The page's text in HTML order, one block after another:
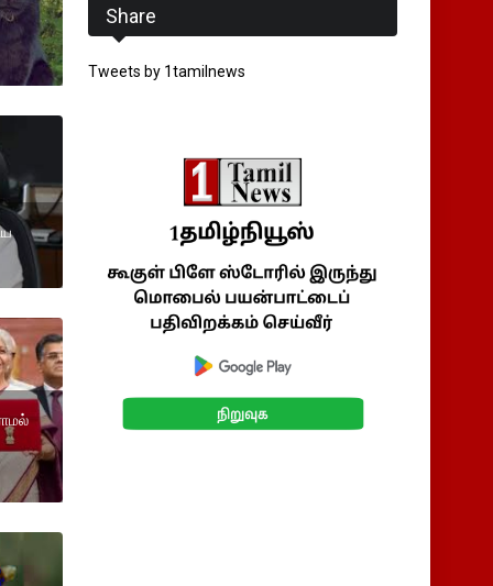
Share
Tweets by 1tamilnews